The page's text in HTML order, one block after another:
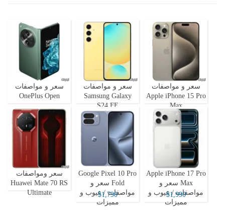
سعر و مواصفات
Apple iPhone 15 Pro
Max
سعر و مواصفات
Samsung Galaxy
S24 FE
سعر و مواصفات
OnePlus Open
Apple iPhone 17 Pro
Max سعر و
مواصفات / عيوب و
مميزات
$1,990
Google Pixel 10 Pro
Fold سعر و
مواصفات / عيوب و
مميزات
$1,790
سعر ومواصفات
Huawei Mate 70 RS
Ultimate